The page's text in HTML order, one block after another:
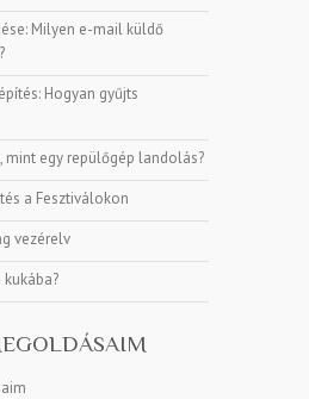
Milyen e-mail küldő
Hogyan gyűjts
mint egy repülőgép landolás?
a Fesztiválokon
vezérelv